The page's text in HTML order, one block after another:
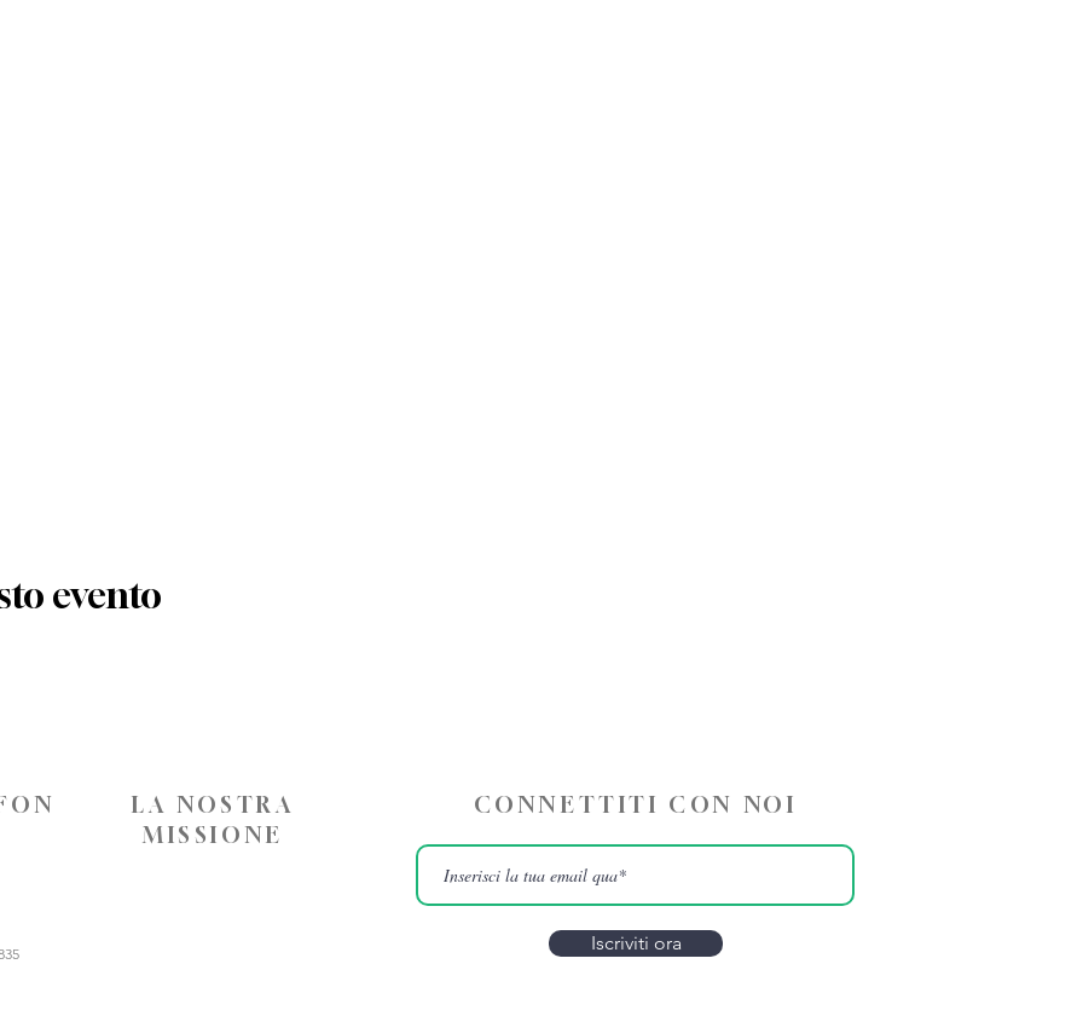
evento
LA NOSTRA
MISSIONE
CONNETTITI CON NOI
Iscriviti ora